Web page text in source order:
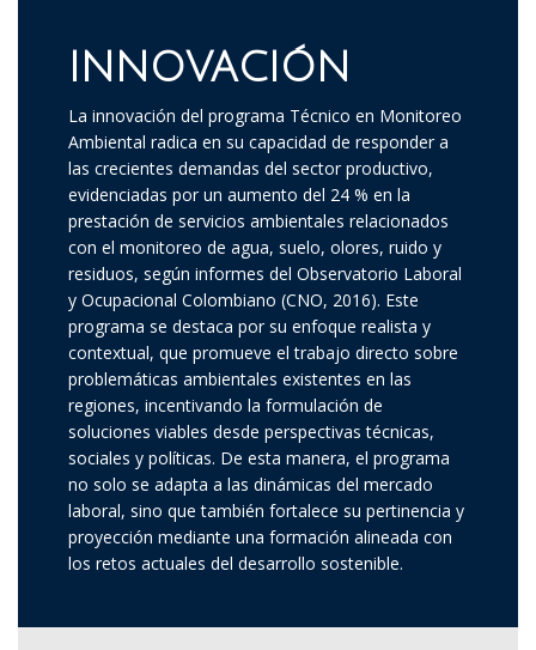
INNOVACIÓN
La innovación del programa Técnico en Monitoreo
Ambiental radica en su capacidad de responder a
las crecientes demandas del sector productivo,
evidenciadas por un aumento del 24 % en la
prestación de servicios ambientales relacionados
con el monitoreo de agua, suelo, olores, ruido y
residuos, según informes del Observatorio Laboral
y Ocupacional Colombiano (CNO, 2016). Este
programa se destaca por su enfoque realista y
contextual, que promueve el trabajo directo sobre
problemáticas ambientales existentes en las
regiones, incentivando la formulación de
soluciones viables desde perspectivas técnicas,
sociales y políticas. De esta manera, el programa
no solo se adapta a las dinámicas del mercado
laboral, sino que también fortalece su pertinencia y
proyección mediante una formación alineada con
los retos actuales del desarrollo sostenible.